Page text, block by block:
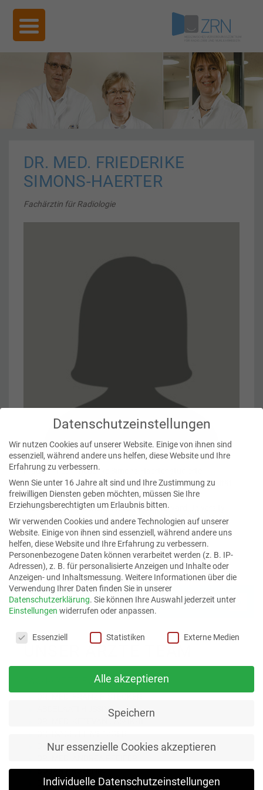
DR. MED. FRIEDERIKE
SIMONS-HAERTER
Fachärztin für Radiologie
Frau Dr. med. Friederike Simons-Haerter studierte
Humanmedizin an der Westfälischen Wilhelms-Universität
Münster mit einem Forschungsaufenthalt am
Massachusetts General Hospital der Harvard University.
Ihre Facharztweiterbildung zur Radiologin absolvierte sie
am Helios Klinikum Krefeld und schloss diese 2024
erfolgreich ab.
Medizinisches Versorgungszentrum für Radiologie
und Nuklearmedizin
FACHÄRZTE FÜR RADIOLOGIE
ABDELAATI HUSSIN
DR. MED. KETEVAN LASHKHI
DR. MED. WERNER PENNEKAMP
BOJAN PROSENIK
DR. RALF RULANDS
Datenschutzeinstellungen
Wir nutzen Cookies auf unserer Website. Einige von ihnen sind
essenziell, während andere uns helfen, diese Website und Ihre
Erfahrung zu verbessern.
Wenn Sie unter 16 Jahre alt sind und Ihre Zustimmung zu
freiwilligen Diensten geben möchten, müssen Sie Ihre
Erziehungsberechtigten um Erlaubnis bitten.
Wir verwenden Cookies und andere Technologien auf unserer
Website. Einige von ihnen sind essenziell, während andere uns
helfen, diese Website und Ihre Erfahrung zu verbessern.
Personenbezogene Daten können verarbeitet werden (z. B. IP-
Adressen), z. B. für personalisierte Anzeigen und Inhalte oder
Anzeigen- und Inhaltsmessung. Weitere Informationen über die
Verwendung Ihrer Daten finden Sie in unserer
Datenschutzerklärung. Sie können Ihre Auswahl jederzeit unter
Einstellungen widerrufen oder anpassen.
Essenziell
Statistiken Externe Medien
Alle akzeptieren
Speichern
Nur essenzielle Cookies akzeptieren
Individuelle Datenschutzeinstellungen